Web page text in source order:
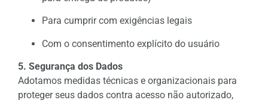
Para cumprir com exigências legais
Com o consentimento explícito do usuário
5. Segurança dos Dados
Adotamos medidas técnicas e organizacionais para
proteger seus dados contra acesso não autorizado,